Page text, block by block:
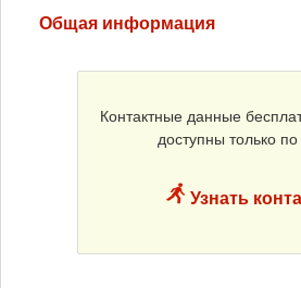
Общая информация
Контактные данные
доступны только
Узнать